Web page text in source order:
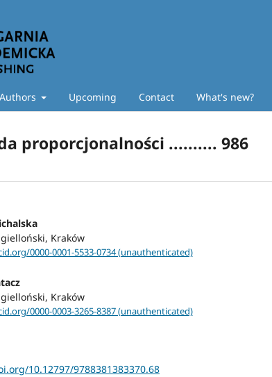
Upcoming Contact What's new?
proporcjonalności .......... 986
Kraków
0000-0001-5533-0734 (unauthenticated)
Kraków
0000-0003-3265-8387 (unauthenticated)
10.12797/9788381383370.68